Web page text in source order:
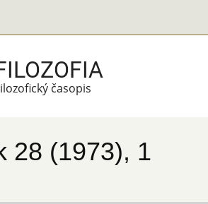
časopis
28 (1973), 1